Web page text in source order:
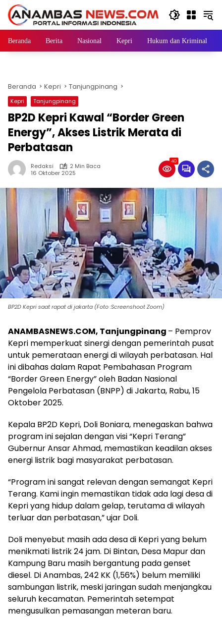
Langsung
konten
Beranda Berita Nasional Kepri Hukum dan Kriminal
Beranda Kepri Tanjungpinang
Kepri Tanjungpinang
BP2D Kepri Kawal “Border Green
Energy”, Akses Listrik Merata di
Perbatasan
Redaksi
2 Min Baca
16 Oktober 2025
40
BP2D Kepri saat rapat di jakarta (Foto :Screenshoot Zoom)
ANAMBASNEWS.COM, Tanjungpinang – Pemprov
Kepri memperkuat sinergi dengan pemerintah pusat
untuk pemerataan energi di wilayah perbatasan. Hal
ini dibahas dalam Rapat Pembahasan Program
“Border Green Energy” oleh Badan Nasional
Pengelola Perbatasan (BNPP) di Jakarta, Rabu, 15
Oktober 2025.
Kepala BP2D Kepri, Doli Boniara, menegaskan bahwa
program ini sejalan dengan visi “Kepri Terang”
Gubernur Ansar Ahmad, memastikan keadilan akses
energi listrik bagi masyarakat perbatasan.
“Program ini sangat relevan dengan semangat Kepri
Terang. Kami ingin memastikan tidak ada lagi desa di
Kepri yang hidup dalam gelap, terutama di wilayah
terluar dan perbatasan,” ujar Doli.
Doli menyebut masih ada desa di Kepri yang belum
menikmati listrik 24 jam. Di Bintan, Desa Mapur dan
Kampung Baru masih bergantung pada genset
diesel. Di Anambas, 242 KK (1,56%) belum memiliki
sambungan listrik, meski jaringan sudah menjangkau
seluruh kecamatan. Pemerintah setempat
mengusulkan pemasangan meteran baru.